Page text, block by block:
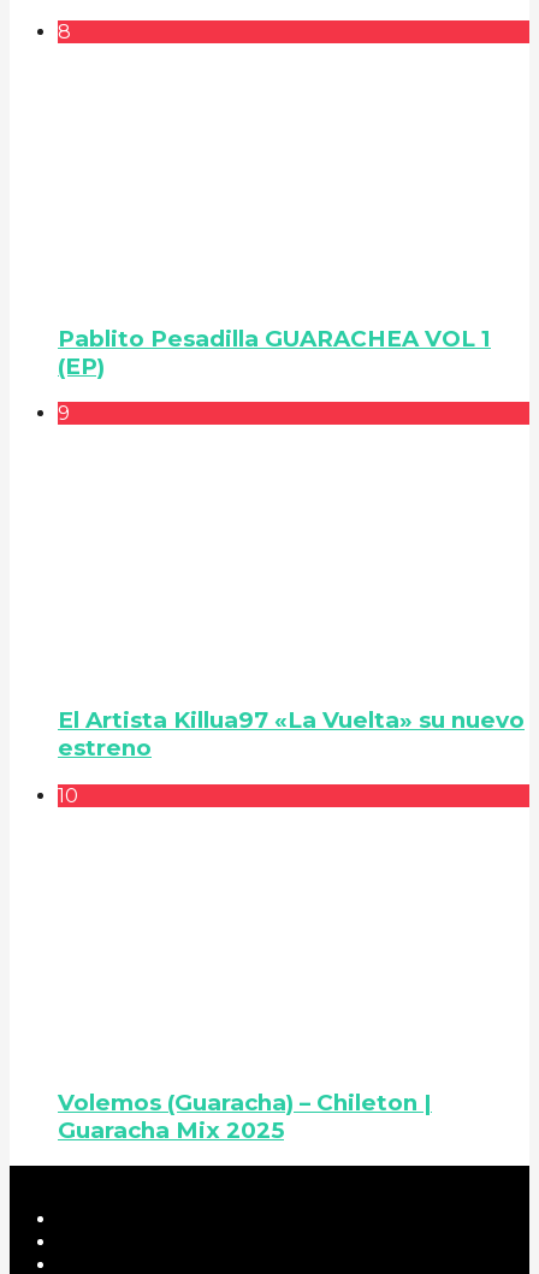
8
Pablito Pesadilla GUARACHEA VOL 1
(EP)
9
El Artista Killua97 «La Vuelta» su nuevo
estreno
10
Volemos (Guaracha) – Chileton |
Guaracha Mix 2025